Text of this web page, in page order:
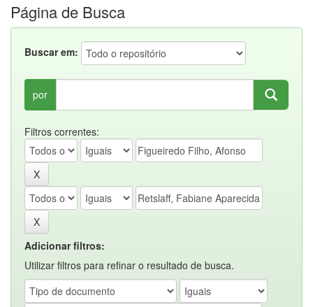
Página de Busca
Buscar em:
por
Filtros correntes:
Adicionar filtros:
Utilizar filtros para refinar o resultado de busca.